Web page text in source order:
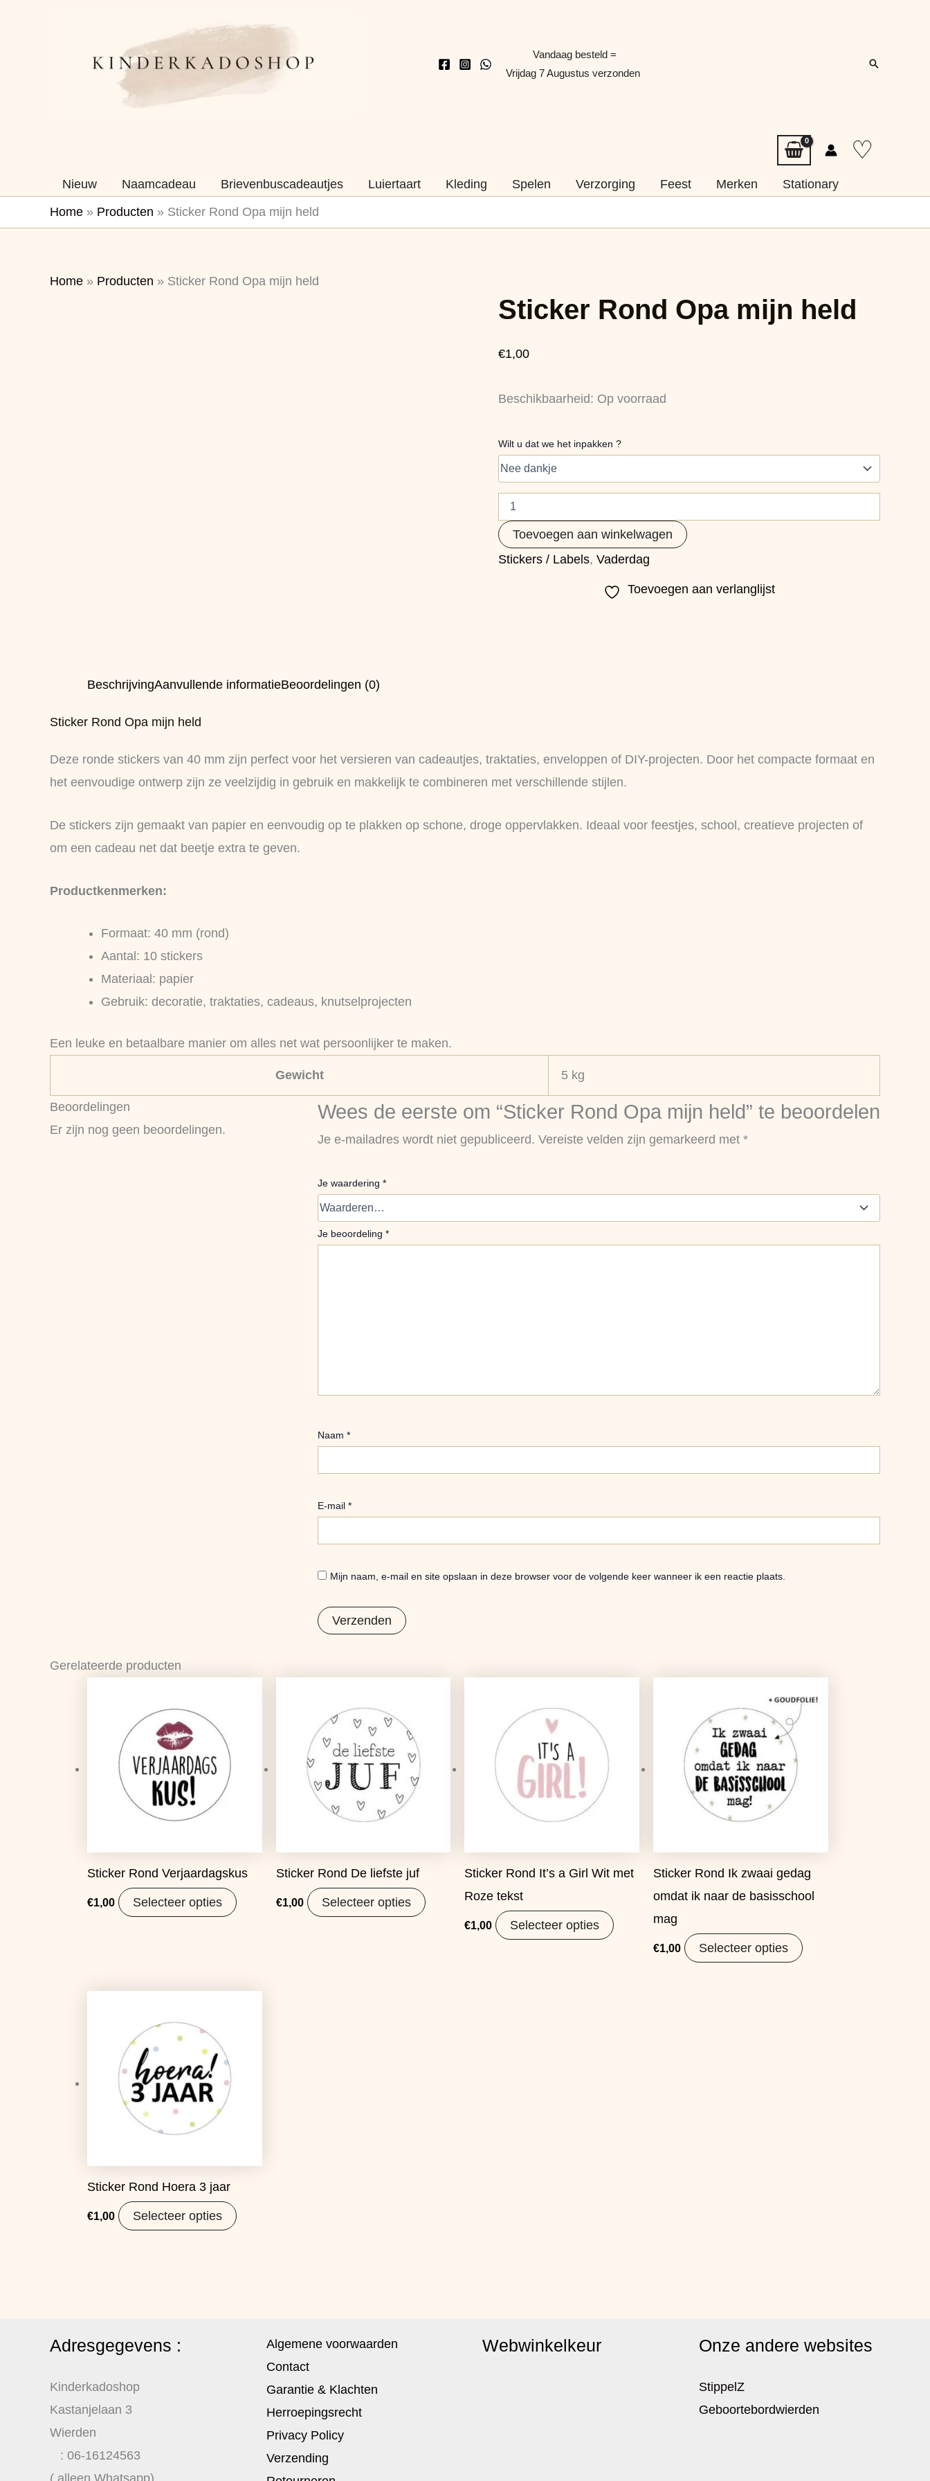
Vandaag besteld =
Vrijdag 7 Augustus verzonden
Zoeken
♡
Nieuw Naamcadeau Brievenbuscadeautjes Luiertaart Kleding Spelen Verzorging Feest Merken
Stationary
Home » Producten » Sticker Rond Opa mijn held
Home » Producten » Sticker Rond Opa mijn held
Sticker Rond Opa mijn held
€1,00
Beschikbaarheid: Op voorraad
Wilt u dat we het inpakken ?
Opa
mijn
Toevoegen aan winkelwagen
Stickers / Labels, Vaderdag
Toevoegen aan verlanglijst
BeschrijvingAanvullende informatieBeoordelingen (0)
Sticker Rond Opa mijn held
Deze ronde stickers van 40 mm zijn perfect voor het versieren van cadeautjes, traktaties, enveloppen of DIY-projecten. Door het compacte formaat en
het eenvoudige ontwerp zijn ze veelzijdig in gebruik en makkelijk te combineren met verschillende stijlen.
De stickers zijn gemaakt van papier en eenvoudig op te plakken op schone, droge oppervlakken. Ideaal voor feestjes, school, creatieve projecten of
om een cadeau net dat beetje extra te geven.
Productkenmerken:
Formaat: 40 mm (rond)
Aantal: 10 stickers
Materiaal: papier
Gebruik: decoratie, traktaties, cadeaus, knutselprojecten
Een leuke en betaalbare manier om alles net wat persoonlijker te maken.
Gewicht 5 kg
Beoordelingen
Er zijn nog geen beoordelingen.
Wees de eerste om “Sticker Rond Opa mijn held” te beoordelen
Je e-mailadres wordt niet gepubliceerd. Vereiste velden zijn gemarkeerd met *
Je waardering *
Je beoordeling *
Naam *
E-mail *
Mijn naam, e-mail en site opslaan in deze browser voor de volgende keer wanneer ik een reactie plaats.
Gerelateerde producten
Sticker Rond Verjaardagskus
€1,00 Selecteer opties
Sticker Rond De liefste juf
€1,00 Selecteer opties
Sticker Rond It’s a Girl Wit met
Roze tekst
€1,00 Selecteer opties
Sticker Rond Ik zwaai gedag
omdat ik naar de basisschool
mag
€1,00 Selecteer opties
Sticker Rond Hoera 3 jaar
€1,00 Selecteer opties
Adresgegevens :
Kinderkadoshop
Kastanjelaan 3
Wierden
: 06-16124563
Algemene voorwaarden
Contact
Garantie & Klachten
Herroepingsrecht
Privacy Policy
Verzending
Webwinkelkeur Onze andere websites
StippelZ
Geboortebordwierden